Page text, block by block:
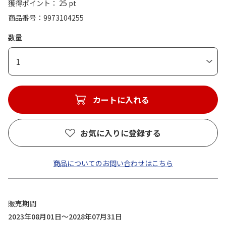
獲得ポイント： 25 pt
商品番号
9973104255
数量
1
カートに入れる
お気に入りに登録する
商品についてのお問い合わせはこちら
販売期間
2023年08月01日～2028年07月31日